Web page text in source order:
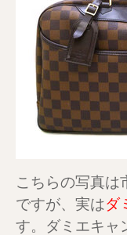
こちらの写真は
ですが、実はダ
す。ダミエキャ